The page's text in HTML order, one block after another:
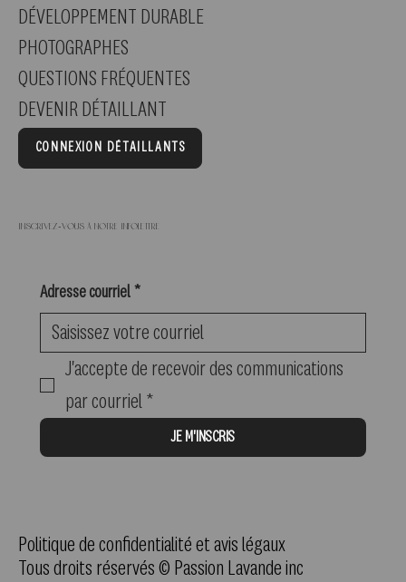
DÉVELOPPEMENT DURABLE
PHOTOGRAPHES
QUESTIONS FRÉQUENTES
DEVENIR DÉTAILLANT
CONNEXION DÉTAILLANTS
Inscrivez-vous à notre infolettre
Adresse courriel *
J'accepte de recevoir des communications
par courriel *
JE M'INSCRIS
Politique de confidentialité et avis légaux
Tous droits réservés © Passion Lavande inc